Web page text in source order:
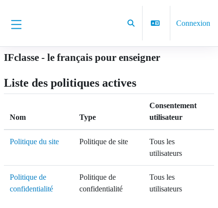
Panneau latéral
Activer/désactiver la saisie
Connexion
IFclasse - le français pour enseigner
Liste des politiques actives
Nom Type
Consentement
utilisateur
Politique du site Politique de site
Tous les
utilisateurs
Politique de
confidentialité
Politique de
confidentialité
Tous les
utilisateurs